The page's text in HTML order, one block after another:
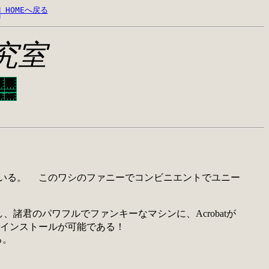
HOMEへ戻る
室
いる。 このワシのファニーでコンビニエントでユニー
諸君のパワフルでファンキーなマシンに、Acrobatが
ンストールが可能である！